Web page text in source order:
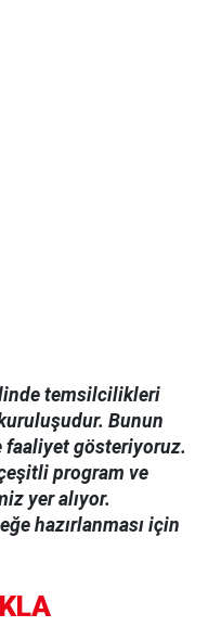
temsilcilikleri
Bunun
faaliyet gösteriyoruz.
program ve
yer alıyor.
hazırlanması için